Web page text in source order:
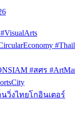
#สศร
นวิ่งไทยโกอินเตอร์